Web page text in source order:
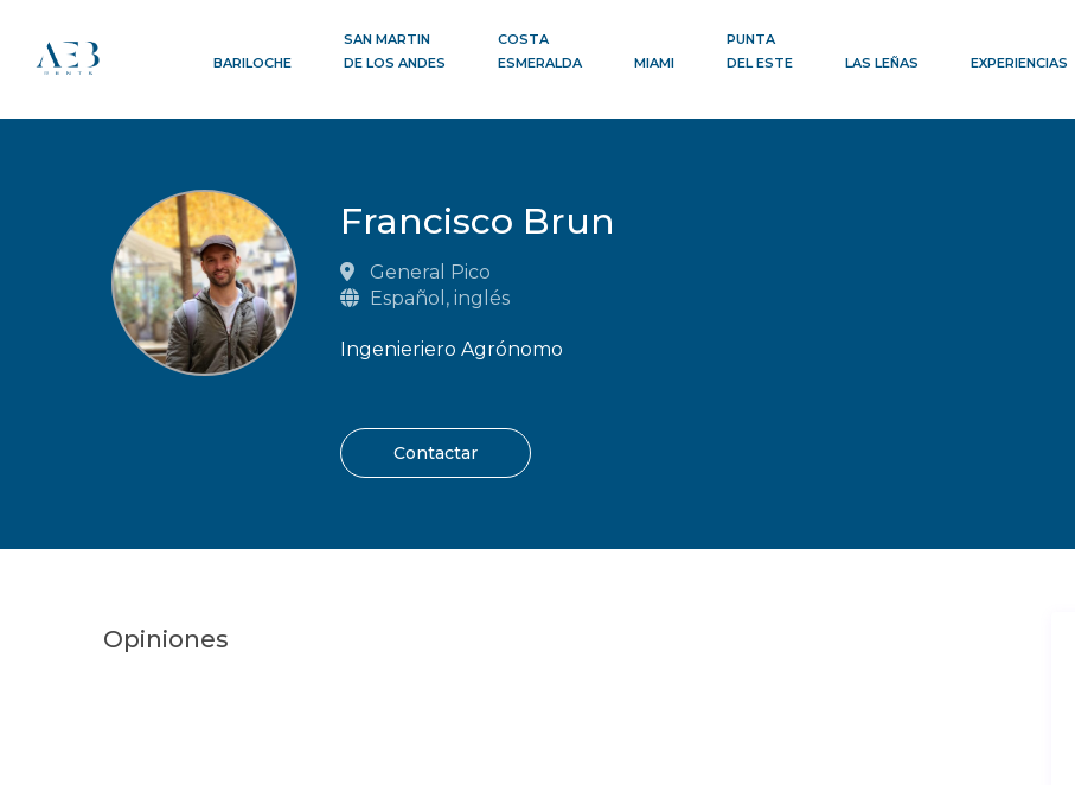
BARILOCHE
SAN MARTIN
DE LOS ANDES
COSTA
ESMERALDA
MIAMI
PUNTA
DEL ESTE
LAS LEÑAS EXPERIENCIAS
Francisco Brun
General Pico
Español, inglés
Ingenieriero Agrónomo
Contactar
Opiniones